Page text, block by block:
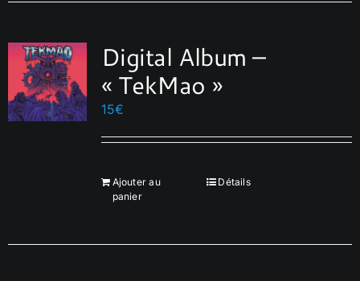
Digital Album –
« TekMao »
15€
Ajouter au
panier
Détails